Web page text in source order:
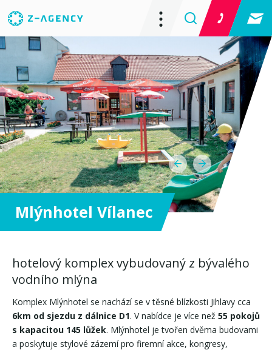
hotelový komplex vybudovaný z bývalého
vodního mlýna
Komplex Mlýnhotel se nachází se v těsné blízkosti Jihlavy cca
6km od sjezdu z dálnice D1. V nabídce je více než 55 pokojů
s kapacitou 145 lůžek. Mlýnhotel je tvořen dvěma budovami
a poskytuje stylové zázemí pro firemní akce, kongresy,
Mlýnhotel Vílanec